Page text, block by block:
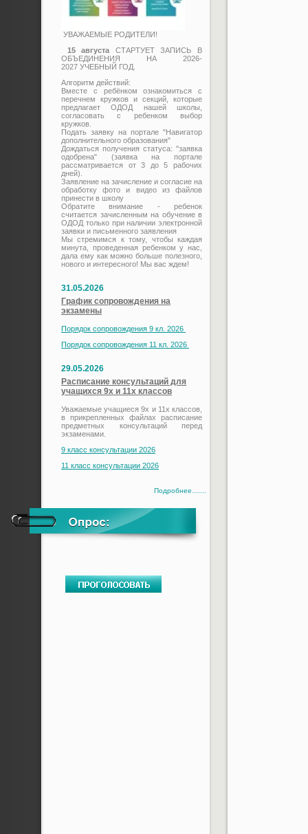
УВАЖАЕМЫЕ РОДИТЕЛИ!
15 августа СТАРТУЕТ ЗАПИСЬ В
ОБЪЕДИНЕНИЯ НА 2026-
2027 УЧЕБНЫЙ ГОД.
Алгоритм действий:
Вместе с ребёнком ознакомиться с
перечнем кружков и секций, которые
предлагает ОДОД нашей школы,
согласовать с ребенком выбор
кружков.
Подать заявку на портале "Навигатор
дополнительного образования"
Дождаться получения статуса: "заявка
одобрена" (заявка на портале
рассматривается от 3 до 5 рабочих
дней).
Заявление на зачисление и согласие на
обработку фото и видео из файлов
принести в школу
Обратите внимание - ребенок
считается зачисленным на обучение в
ОДОД только при наличии электронной
заявки и письменного заявления
Мы стремимся к тому, чтобы каждая
минута, проведенная ребенком у нас,
дала ему как можно больше полезного,
нового и интересного! Мы вас ждем!
31.05.2026
График сопровождения на
экзамены
Порядок сопровождения 9 кл. 2026
Порядок сопровождения 11 кл. 2026
29.05.2026
Расписание консультаций для
учащихся 9х и 11х классов
Уважаемые учащиеся 9х и 11х классов,
в прикрепленных файлах расписание
предметных консультаций перед
экзаменами.
9 класс консультации 2026
11 класс консультации 2026
Подробнее.......